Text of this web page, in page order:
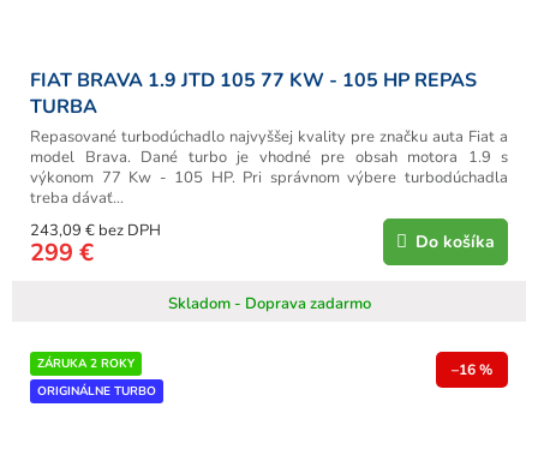
FIAT BRAVA 1.9 JTD 105 77 KW - 105 HP REPAS
TURBA
Skladom - Doprava zadarmo
243,09 € bez DPH
299 € Do košíka
Repasované turbodúchadlo najvyššej kvality pre značku auta Fiat a
model Brava. Dané turbo je vhodné pre obsah motora 1.9 s
výkonom 77 Kw - 105 HP. Pri správnom výbere turbodúchadla
treba dávať...
ZÁRUKA 2 ROKY
ORIGINÁLNE TURBO
–16 %